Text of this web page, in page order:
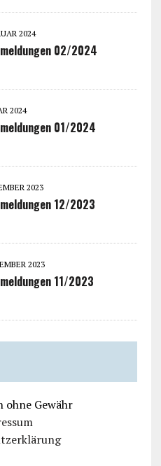
2024
02/2024
2024
01/2024
2023
12/2023
2023
11/2023
ohne Gewähr